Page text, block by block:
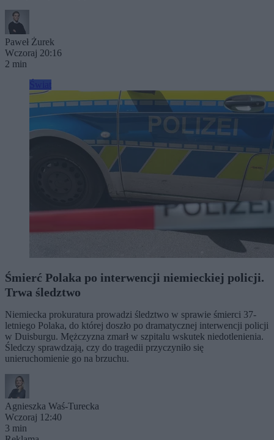
Paweł Żurek
Wczoraj 20:16
2 min
Śmierć Polaka po interwencji niemieckiej policji.
Trwa śledztwo
Niemiecka prokuratura prowadzi śledztwo w sprawie śmierci 37-
letniego Polaka, do której doszło po dramatycznej interwencji policji
w Duisburgu. Mężczyzna zmarł w szpitalu wskutek niedotlenienia.
Śledczy sprawdzają, czy do tragedii przyczyniło się
unieruchomienie go na brzuchu.
Agnieszka Waś-Turecka
Wczoraj 12:40
3 min